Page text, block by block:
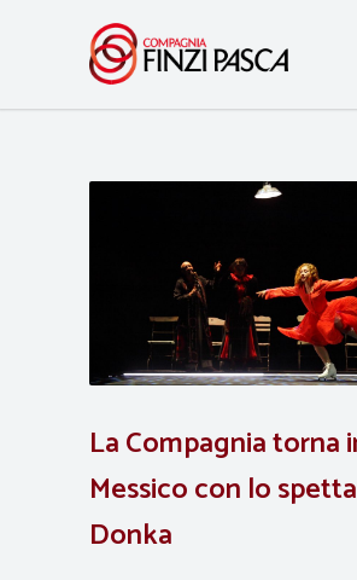
La Compagnia torna
Messico con lo
Donka